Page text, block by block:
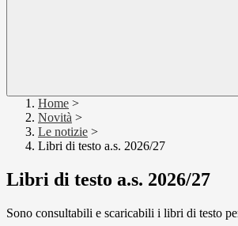
Home >
Novità >
Le notizie >
Libri di testo a.s. 2026/27
Libri di testo a.s. 2026/27
Sono consultabili e scaricabili i libri di testo